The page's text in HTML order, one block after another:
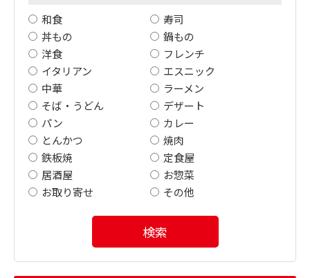
和食
寿司
丼もの
鍋もの
洋食
フレンチ
イタリアン
エスニック
中華
ラーメン
そば・うどん
デザート
パン
カレー
とんかつ
焼肉
鉄板焼
定食屋
居酒屋
お惣菜
お取り寄せ
その他
検索